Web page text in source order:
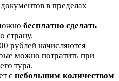
в пределах
бесплатно сделать
страну.
рублей начисляются
можно потратить при
тура.
с небольшим количеством